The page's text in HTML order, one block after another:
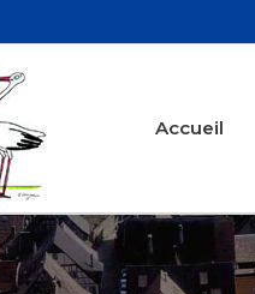
Accueil